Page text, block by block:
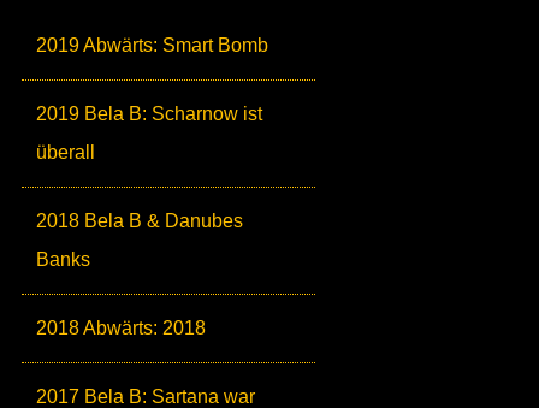
2019 Abwärts: Smart Bomb
2019 Bela B: Scharnow ist
überall
2018 Bela B & Danubes
Banks
2018 Abwärts: 2018
2017 Bela B: Sartana war